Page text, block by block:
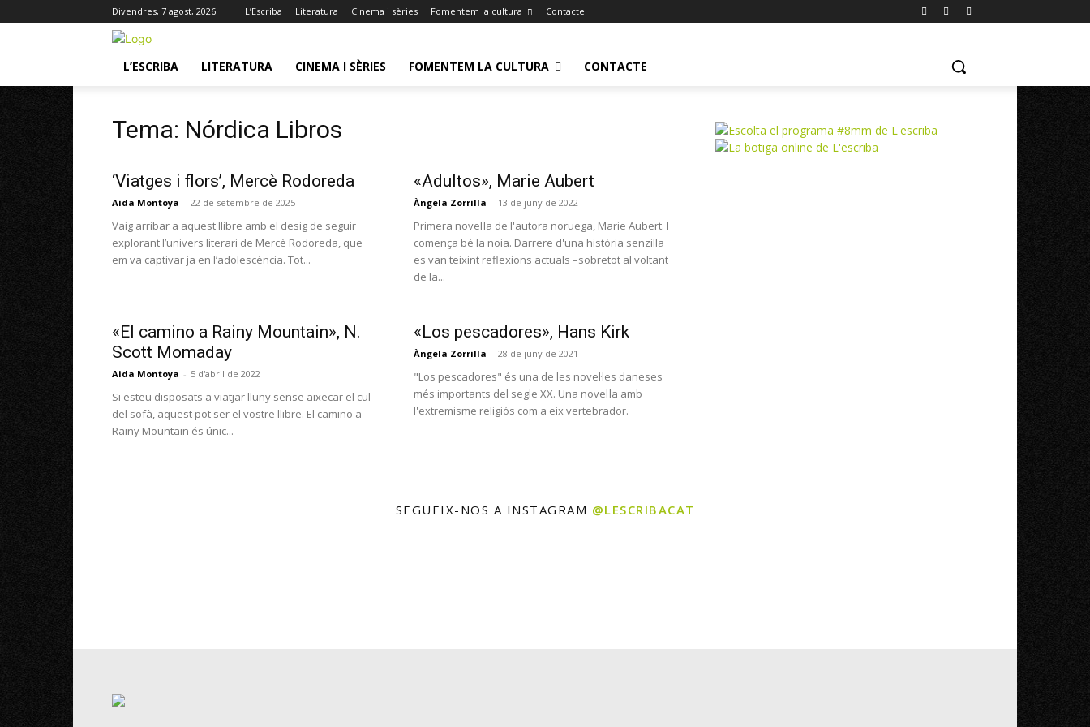
Divendres, 7 agost, 2026 L’Escriba Literatura Cinema i sèries Fomentem la cultura Contacte
L’ESCRIBA LITERATURA CINEMA I SÈRIES FOMENTEM LA CULTURA CONTACTE
Tema: Nórdica Libros
‘Viatges i flors’, Mercè Rodoreda
Aida Montoya - 22 de setembre de 2025
Vaig arribar a aquest llibre amb el desig de seguir
explorant l’univers literari de Mercè Rodoreda, que
em va captivar ja en l’adolescència. Tot...
«Adultos», Marie Aubert
Àngela Zorrilla - 13 de juny de 2022
Primera novel·la de l'autora noruega, Marie Aubert. I
comença bé la noia. Darrere d'una història senzilla
es van teixint reflexions actuals –sobretot al voltant
de la...
«El camino a Rainy Mountain», N.
Scott Momaday
Aida Montoya - 5 d'abril de 2022
Si esteu disposats a viatjar lluny sense aixecar el cul
del sofà, aquest pot ser el vostre llibre. El camino a
Rainy Mountain és únic...
«Los pescadores», Hans Kirk
Àngela Zorrilla - 28 de juny de 2021
"Los pescadores" és una de les novel·les daneses
més importants del segle XX. Una novel·la amb
l'extremisme religiós com a eix vertebrador.
SEGUEIX-NOS A INSTAGRAM @LESCRIBACAT